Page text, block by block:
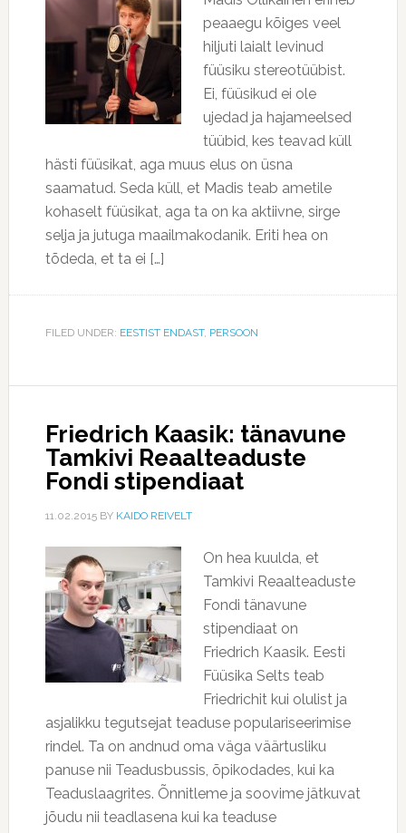
peaaegu kõiges veel
hiljuti laialt levinud
füüsiku stereotüübist.
Ei, füüsikud ei ole
ujedad ja hajameelsed
tüübid, kes teavad küll
hästi füüsikat, aga muus elus on üsna
saamatud. Seda küll, et Madis teab ametile
kohaselt füüsikat, aga ta on ka aktiivne, sirge
selja ja jutuga maailmakodanik. Eriti hea on
tõdeda, et ta ei […]
FILED UNDER: EESTIST ENDAST, PERSOON
Friedrich Kaasik: tänavune
Tamkivi Reaalteaduste
Fondi stipendiaat
11.02.2015BY KAIDO REIVELT
On hea kuulda, et
Tamkivi Reaalteaduste
Fondi tänavune
stipendiaat on
Friedrich Kaasik. Eesti
Füüsika Selts teab
Friedrichit kui olulist ja
asjalikku tegutsejat teaduse populariseerimise
rindel. Ta on andnud oma väga väärtusliku
panuse nii Teadusbussis, õpikodades, kui ka
Teaduslaagrites. Õnnitleme ja soovime jätkuvat
jõudu nii teadlasena kui ka teaduse